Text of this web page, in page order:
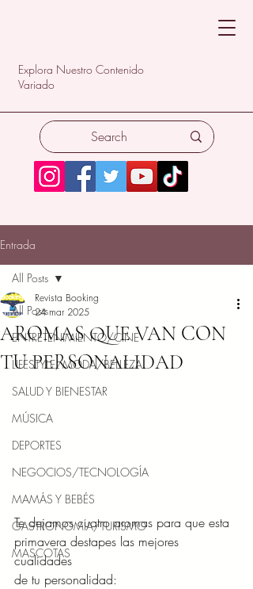
Explora Nuestro Contenido
Variado
Entrada
All Posts
ENTRETENIMIENTO/CINE
LIFESTYLE/MODA/BELLEZA
SALUD Y BIENESTAR
MÚSICA
DEPORTES
NEGOCIOS/TECNOLOGÍA
MAMÁS Y BEBÉS
GASTRONOMÍA/TURISMO
MASCOTAS
All Posts
AROMAS QUE VAN CON
TU PERSONALIDAD
Revista Booking
24 mar 2025
Te dejamos cuatro aromas para que esta
primavera destapes las mejores
cualidades
de tu personalidad: